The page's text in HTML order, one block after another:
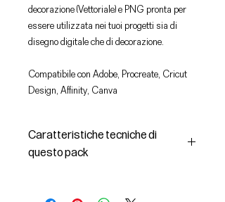
decorazione (Vettoriale) e PNG pronta per
essere utilizzata nei tuoi progetti sia di
disegno digitale che di decorazione.
Compatibile con Adobe, Procreate, Cricut
Design, Affinity, Canva
Caratteristiche tecniche di
questo pack
- le immagini descritte in formato